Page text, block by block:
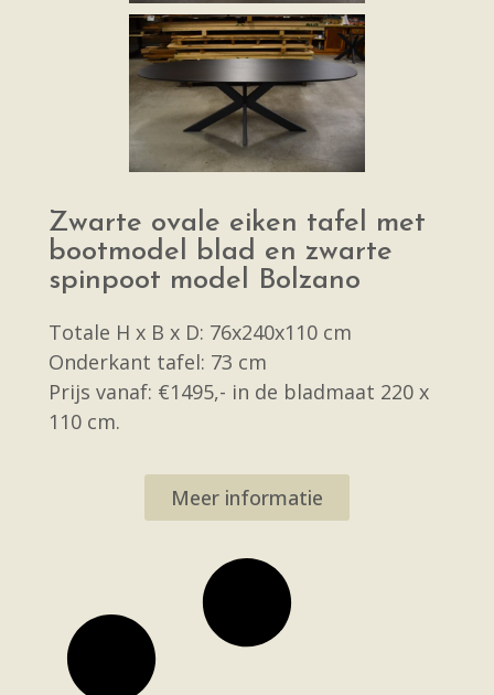
Zwarte ovale eiken tafel met
bootmodel blad en zwarte
spinpoot model Bolzano
Totale H x B x D: 76x240x110 cm
Onderkant tafel: 73 cm
Prijs vanaf: €1495,- in de bladmaat 220 x
110 cm.
Meer informatie